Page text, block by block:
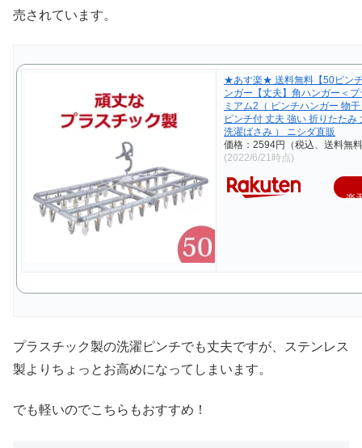
売されています。
★あす楽★ 送料無料【50ピン
ンガー【丈夫】角ハンガー＜
ミアム2（ ピンチハンガー 物
ピンチ付 丈夫 強い 折りたたみ
洗濯ばさみ ） ニシダ直販
価格：2594円（税込、送料無
(2022/6/21時点)
楽
プラスチック製の洗濯ピンチでも丈夫ですが、ステンレス
製よりちょっとお高めになってしまいます。
でも軽いのでこちらもおすすめ！